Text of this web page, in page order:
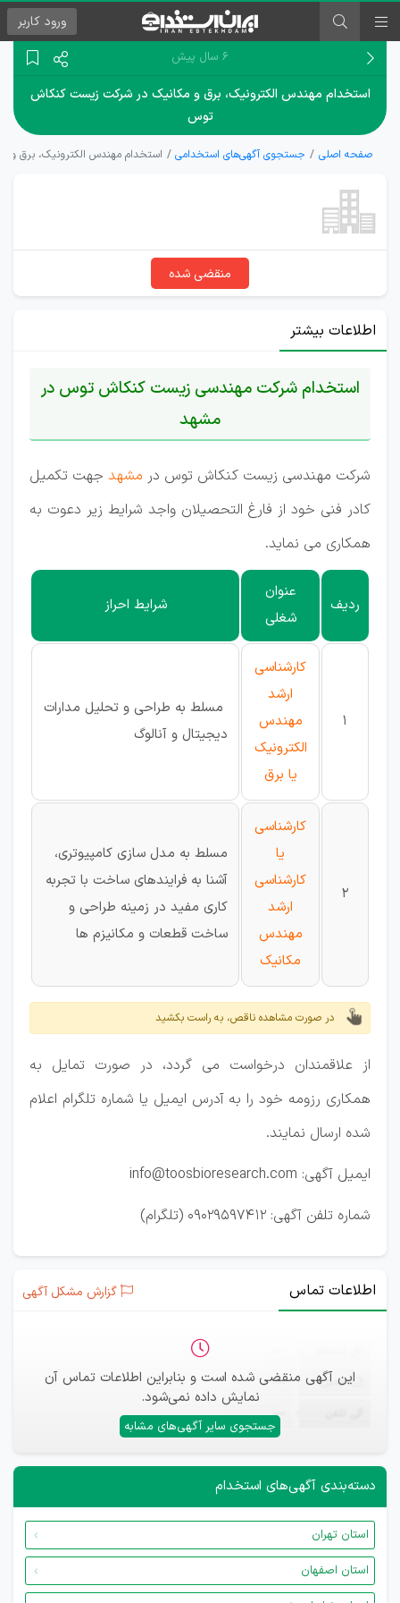
ورود کاربر
۶ سال پیش
استخدام مهندس الکترونیک، برق و مکانیک در شرکت زیست کنکاش
توس
صفحه اصلی جستجوی آگهی‌های استخدامی استخدام مهندس الکترونیک، برق
منقضی شده
اطلاعات بیشتر
استخدام شرکت مهندسی زیست کنکاش توس در
مشهد
شرکت مهندسی زیست کنکاش توس در مشهد جهت تکمیل
کادر فنی خود از فارغ التحصیلان واجد شرایط زیر دعوت به
همکاری می نماید.
ردیف
عنوان
شغلی
شرایط احراز
1
کارشناسی
ارشد
مهندس
الکترونیک
یا برق
مسلط به طراحی و تحلیل مدارات
دیجیتال و آنالوگ
2
کارشناسی
یا
کارشناسی
ارشد
مهندس
مکانیک
مسلط به مدل سازی کامپیوتری،
آشنا به فرایندهای ساخت با تجربه
کاری مفید در زمینه طراحی و
ساخت قطعات و مکانیزم ها
در صورت مشاهده ناقص، به راست بکشید
از علاقمندان درخواست می گردد، در صورت تمایل به
همکاری رزومه خود را به آدرس ایمیل یا شماره تلگرام اعلام
شده ارسال نمایند.
ایمیل آگهی: info@toosbioresearch.com
شماره تلفن آگهی: 09029597412 (تلگرام)
اطلاعات تماس گزارش مشکل آگهی
این آگهی منقضی شده است و بنابراین اطلاعات تماس آن
نمایش داده نمی‌شود.
جستجوی سایر آگهی‌های مشابه
ایمیل —
—
دسته‌بندی آگهی‌های استخدام
استان تهران
استان اصفهان